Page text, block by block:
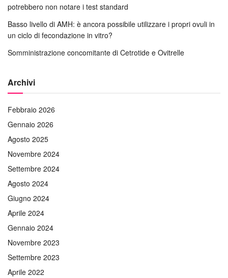
potrebbero non notare i test standard
Basso livello di AMH: è ancora possibile utilizzare i propri ovuli in
un ciclo di fecondazione in vitro?
Somministrazione concomitante di Cetrotide e Ovitrelle
Archivi
Febbraio 2026
Gennaio 2026
Agosto 2025
Novembre 2024
Settembre 2024
Agosto 2024
Giugno 2024
Aprile 2024
Gennaio 2024
Novembre 2023
Settembre 2023
Aprile 2022